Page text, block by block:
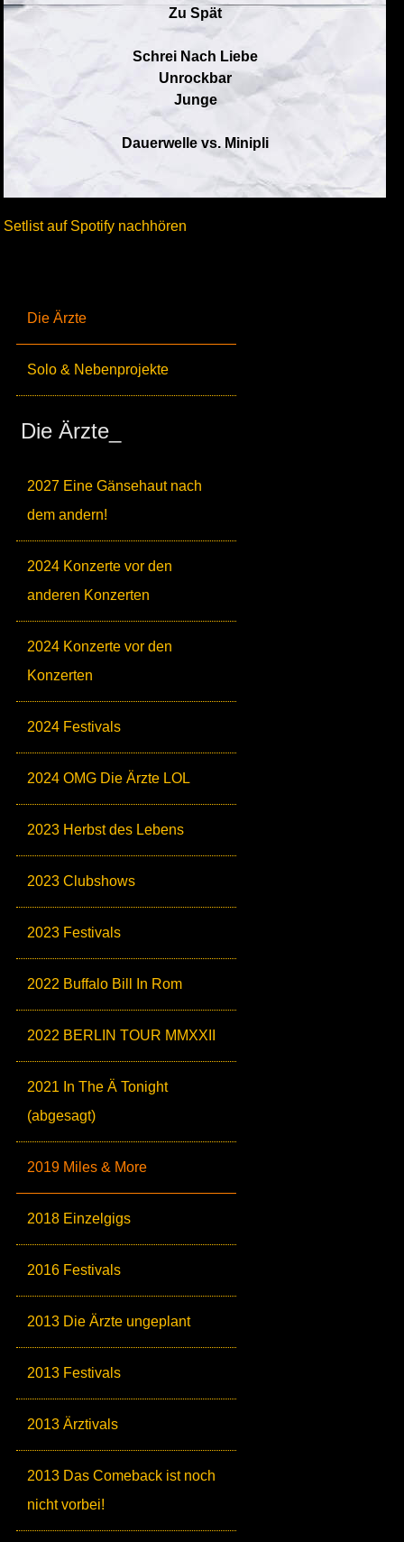
Die Ärzte
Solo & Nebenprojekte
Die Ärzte_
2027 Eine Gänsehaut nach
dem andern!
2024 Konzerte vor den
anderen Konzerten
2024 Konzerte vor den
Konzerten
2024 Festivals
2024 OMG Die Ärzte LOL
2023 Herbst des Lebens
2023 Clubshows
2023 Festivals
2022 Buffalo Bill In Rom
2022 BERLIN TOUR MMXXII
2021 In The Ä Tonight
(abgesagt)
2019 Miles & More
2018 Einzelgigs
2016 Festivals
2013 Die Ärzte ungeplant
2013 Festivals
2013 Ärztivals
2013 Das Comeback ist noch
nicht vorbei!
Zu Spät
Schrei Nach Liebe
Unrockbar
Junge
Dauerwelle vs. Minipli
Setlist auf Spotify nachhören